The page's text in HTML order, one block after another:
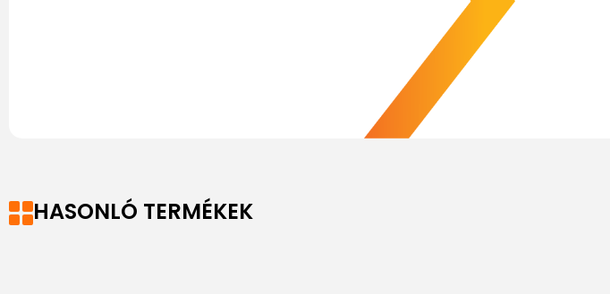
HASONLÓ TERMÉKEK